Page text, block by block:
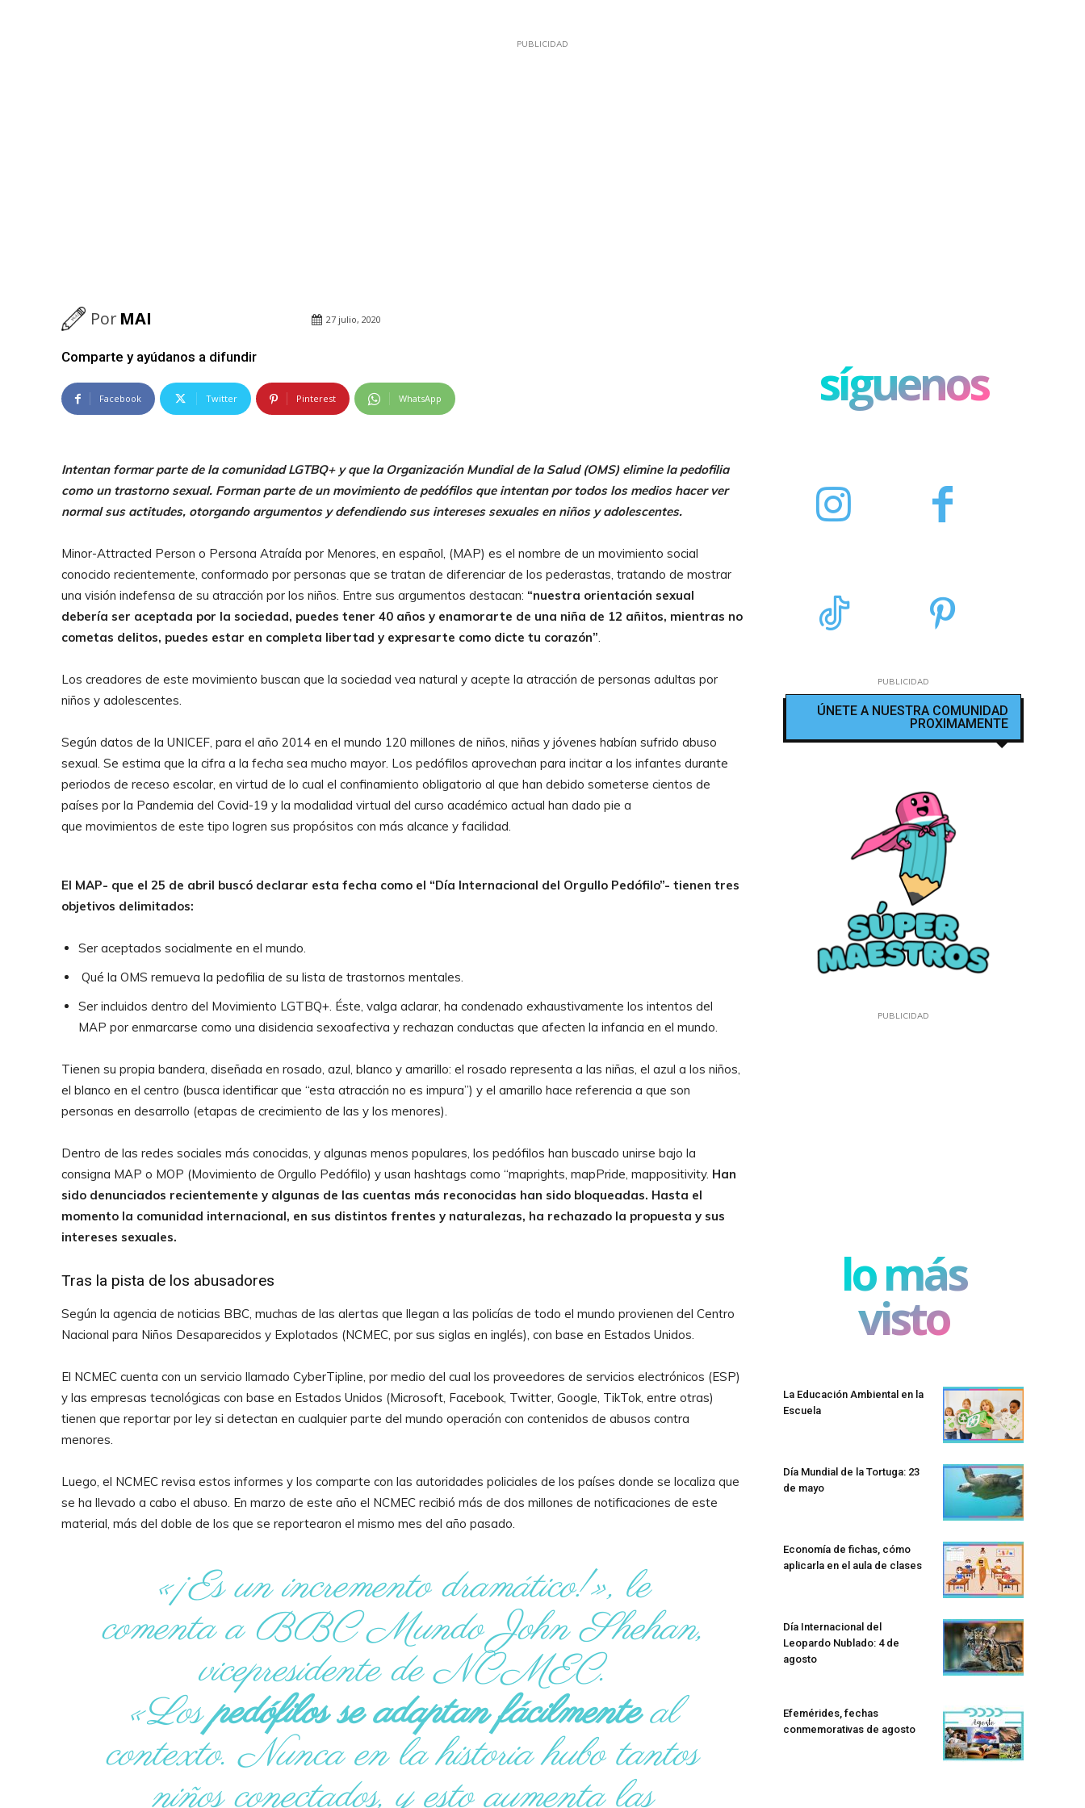
PUBLICIDAD
PorMAI 27 julio, 2020
Comparte y ayúdanos a difundir
Facebook Twitter Pinterest WhatsApp
Intentan formar parte de la comunidad LGTBQ+ y que la Organización Mundial de la Salud (OMS) elimine la pedofilia
como un trastorno sexual. Forman parte de un movimiento de pedófilos que intentan por todos los medios hacer ver
normal sus actitudes, otorgando argumentos y defendiendo sus intereses sexuales en niños y adolescentes.
Minor-Attracted Person o Persona Atraída por Menores, en español, (MAP) es el nombre de un movimiento social
conocido recientemente, conformado por personas que se tratan de diferenciar de los pederastas, tratando de mostrar
una visión indefensa de su atracción por los niños. Entre sus argumentos destacan: “nuestra orientación sexual
debería ser aceptada por la sociedad, puedes tener 40 años y enamorarte de una niña de 12 añitos, mientras no
cometas delitos, puedes estar en completa libertad y expresarte como dicte tu corazón”.
Los creadores de este movimiento buscan que la sociedad vea natural y acepte la atracción de personas adultas por
niños y adolescentes.
Según datos de la UNICEF, para el año 2014 en el mundo 120 millones de niños, niñas y jóvenes habían sufrido abuso
sexual. Se estima que la cifra a la fecha sea mucho mayor. Los pedófilos aprovechan para incitar a los infantes durante
periodos de receso escolar, en virtud de lo cual el confinamiento obligatorio al que han debido someterse cientos de
países por la Pandemia del Covid-19 y la modalidad virtual del curso académico actual han dado pie a
que movimientos de este tipo logren sus propósitos con más alcance y facilidad.
El MAP- que el 25 de abril buscó declarar esta fecha como el “Día Internacional del Orgullo Pedófilo”- tienen tres
objetivos delimitados:
Ser aceptados socialmente en el mundo.
Qué la OMS remueva la pedofilia de su lista de trastornos mentales.
Ser incluidos dentro del Movimiento LGTBQ+. Éste, valga aclarar, ha condenado exhaustivamente los intentos del
MAP por enmarcarse como una disidencia sexoafectiva y rechazan conductas que afecten la infancia en el mundo.
Tienen su propia bandera, diseñada en rosado, azul, blanco y amarillo: el rosado representa a las niñas, el azul a los niños,
el blanco en el centro (busca identificar que “esta atracción no es impura”) y el amarillo hace referencia a que son
personas en desarrollo (etapas de crecimiento de las y los menores).
Dentro de las redes sociales más conocidas, y algunas menos populares, los pedófilos han buscado unirse bajo la
consigna MAP o MOP (Movimiento de Orgullo Pedófilo) y usan hashtags como “maprights, mapPride, mappositivity. Han
sido denunciados recientemente y algunas de las cuentas más reconocidas han sido bloqueadas. Hasta el
momento la comunidad internacional, en sus distintos frentes y naturalezas, ha rechazado la propuesta y sus
intereses sexuales.
Tras la pista de los abusadores
Según la agencia de noticias BBC, muchas de las alertas que llegan a las policías de todo el mundo provienen del Centro
Nacional para Niños Desaparecidos y Explotados (NCMEC, por sus siglas en inglés), con base en Estados Unidos.
El NCMEC cuenta con un servicio llamado CyberTipline, por medio del cual los proveedores de servicios electrónicos (ESP)
y las empresas tecnológicas con base en Estados Unidos (Microsoft, Facebook, Twitter, Google, TikTok, entre otras)
tienen que reportar por ley si detectan en cualquier parte del mundo operación con contenidos de abusos contra
menores.
Luego, el NCMEC revisa estos informes y los comparte con las autoridades policiales de los países donde se localiza que
se ha llevado a cabo el abuso. En marzo de este año el NCMEC recibió más de dos millones de notificaciones de este
material, más del doble de los que se reportearon el mismo mes del año pasado.
«¡Es un incremento dramático!», le
comenta a BBC Mundo John Shehan,
vicepresidente de NCMEC.
«Lospedófilos se adaptan fácilmenteal
contexto. Nunca en la historia hubo tantos
niños conectados, y esto aumenta las
síguenos
PUBLICIDAD
ÚNETE A NUESTRA COMUNIDAD
PROXIMAMENTE
PUBLICIDAD
lo más
visto
La Educación Ambiental en la
Escuela
Día Mundial de la Tortuga: 23
de mayo
Economía de fichas, cómo
aplicarla en el aula de clases
Día Internacional del
Leopardo Nublado: 4 de
agosto
Efemérides, fechas
conmemorativas de agosto